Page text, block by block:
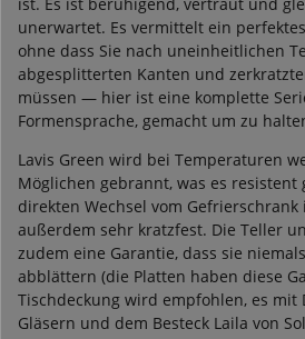
unerwartet. Es vermittelt ein
ohne dass Sie nach uneinheitlichen
abgesplitterten Kanten und
müssen — hier ist eine komplette
Formensprache, gemacht um zu
Lavis Green wird bei Temperaturen
Möglichen gebrannt, was es resistent
direkten Wechsel vom
außerdem sehr kratzfest. Die Teller
zudem eine Garantie, dass sie
abblättern (die Platten haben diese
Tischdeckung wird empfohlen, es mit
Gläsern und dem Besteck Laila von